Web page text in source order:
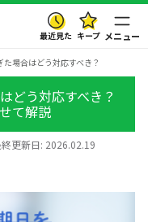
最近見た キープ メニュー
場合はどう対応すべき？
どう対応すべき？
て解説
更新日: 2026.02.19